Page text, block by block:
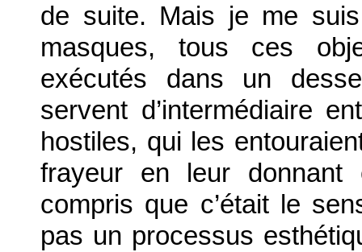
de suite. Mais je me
masques, tous ces
exécutés dans un
servent d’intermédiaire
hostiles, qui les
frayeur en leur donnant
compris que c’était le
pas un processus